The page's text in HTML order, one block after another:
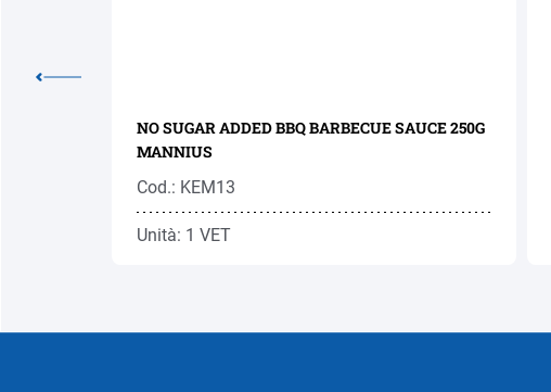
NO SUGAR ADDED BBQ BARBECUE SAUCE 250G
MANNIUS
Cod.: KEM13
Unità: 1 VET